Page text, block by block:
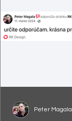
Peter Magala